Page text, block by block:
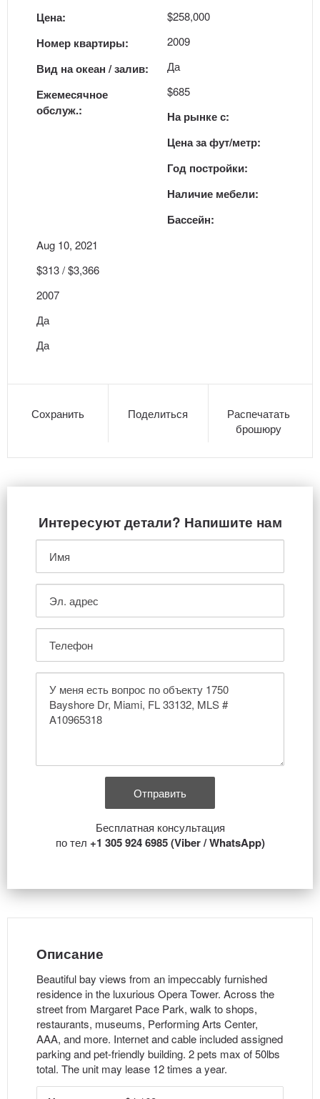
Цена:
Номер квартиры:
Вид на океан / залив:
Ежемесячное
обслуж.:
$258,000
2009
Да
$685
На рынке с:
Цена за фут/метр:
Год постройки:
Наличие мебели:
Бассейн:
Aug 10, 2021
$313 / $3,366
2007
Да
Да
Сохранить Поделиться
Распечатать
брошюру
Интересуют детали? Напишите нам
Бесплатная консультация
по тел +1 305 924 6985 (Viber / WhatsApp)
Описание
Beautiful bay views from an impeccably furnished
residence in the luxurious Opera Tower. Across the
street from Margaret Pace Park, walk to shops,
restaurants, museums, Performing Arts Center,
AAA, and more. Internet and cable included assigned
parking and pet-friendly building. 2 pets max of 50lbs
total. The unit may lease 12 times a year.